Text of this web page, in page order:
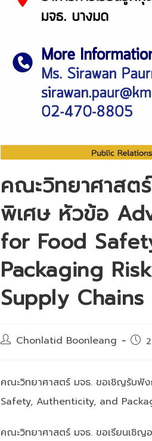
คณะวิทยาศาสต
พิเศษ หัวข้อ
for Food
Packaging
Supply Chains
PostChonlatid Boonleang
Post
คณะวิทยาศาสตร์ มจธ. ขอเชิญรับฟั
Safety, Authenticity, and
คณะวิทยาศาสตร์ มจธ. ขอเรียนเชิ